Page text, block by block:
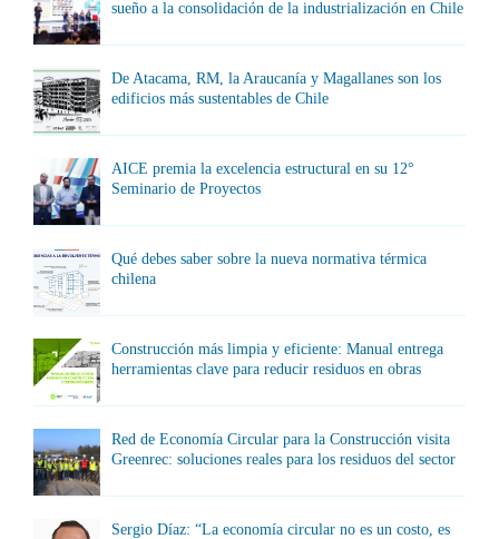
sueño a la consolidación de la industrialización en Chile
De Atacama, RM, la Araucanía y Magallanes son los
edificios más sustentables de Chile
AICE premia la excelencia estructural en su 12°
Seminario de Proyectos
Qué debes saber sobre la nueva normativa térmica
chilena
Construcción más limpia y eficiente: Manual entrega
herramientas clave para reducir residuos en obras
Red de Economía Circular para la Construcción visita
Greenrec: soluciones reales para los residuos del sector
Sergio Díaz: “La economía circular no es un costo, es